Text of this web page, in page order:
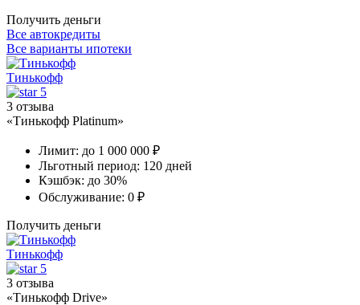
Получить деньги
Все автокредиты
Все варианты ипотеки
Тинькофф
5
3 отзыва
«Тинькофф Platinum»
Лимит: до 1 000 000 ₽
Льготный период: 120 дней
Кэшбэк: до 30%
Обслуживание: 0 ₽
Получить деньги
Тинькофф
5
3 отзыва
«Тинькофф Drive»